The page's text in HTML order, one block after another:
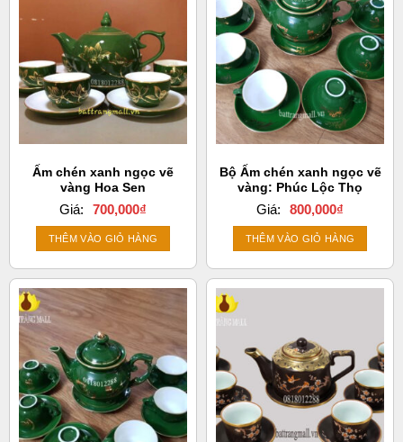
Ấm chén xanh ngọc vẽ
vàng Hoa Sen
Giá: 700,000₫
THÊM VÀO GIỎ HÀNG
Bộ Ấm chén xanh ngọc vẽ
vàng: Phúc Lộc Thọ
Giá: 800,000₫
THÊM VÀO GIỎ HÀNG